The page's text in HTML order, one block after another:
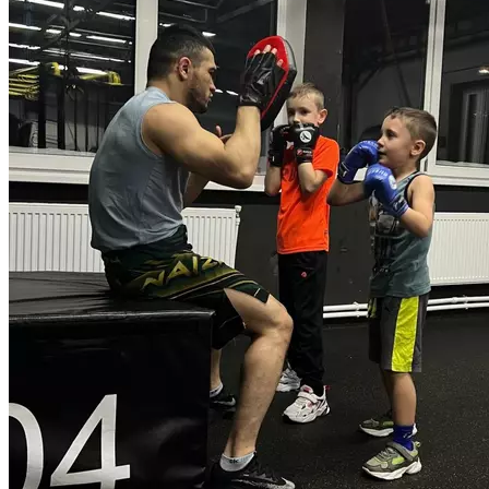
на изучение ребенком правил и техники нанесения ударов
и самозащиты. Продолжительность 55 минут.